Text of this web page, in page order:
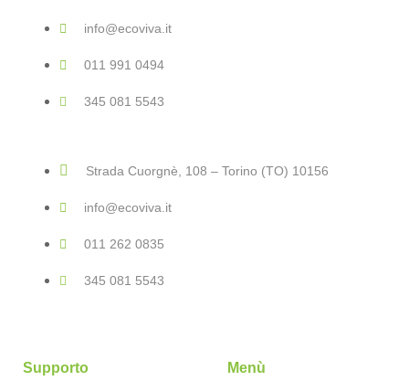
info@ecoviva.it
011 991 0494
345 081 5543
Strada Cuorgnè, 108 – Torino (TO) 10156
info@ecoviva.it
011 262 0835
345 081 5543
Supporto Menù